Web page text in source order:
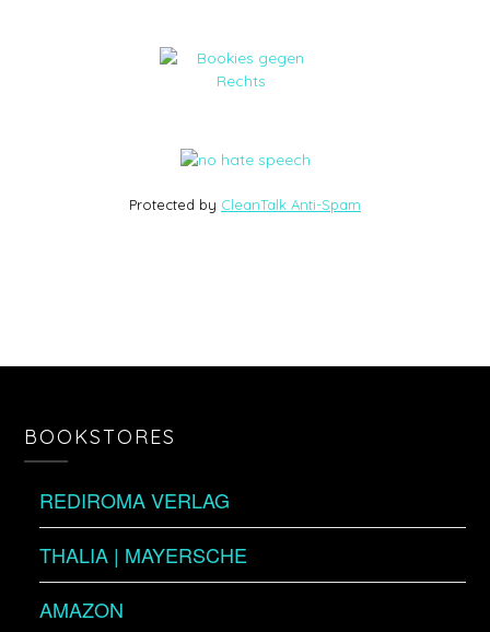
Protected by CleanTalk Anti-Spam
BOOKSTORES
REDIROMA VERLAG
THALIA | MAYERSCHE
AMAZON